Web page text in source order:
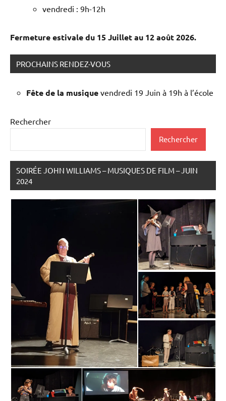
vendredi : 9h-12h
Fermeture estivale du 15 Juillet au 12 août 2026.
PROCHAINS RENDEZ-VOUS
Fête de la musique vendredi 19 Juin à 19h à l’école
Rechercher
Rechercher
SOIRÉE JOHN WILLIAMS – MUSIQUES DE FILM – JUIN
2024